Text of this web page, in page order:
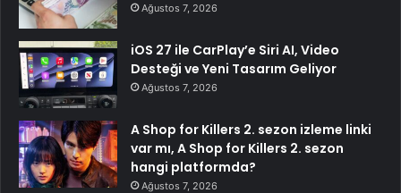
Ağustos 7, 2026
iOS 27 ile CarPlay’e Siri AI, Video
Desteği ve Yeni Tasarım Geliyor
Ağustos 7, 2026
A Shop for Killers 2. sezon izleme linki
var mı, A Shop for Killers 2. sezon
hangi platformda?
Ağustos 7, 2026